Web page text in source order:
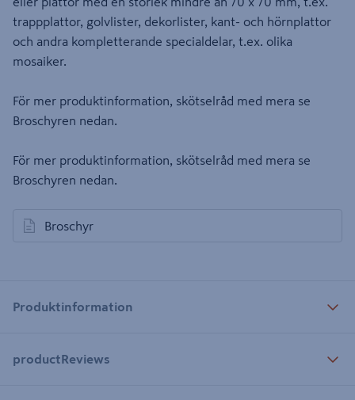
trappplattor, golvlister, dekorlister, kant- och hörnplattor
och andra kompletterande specialdelar, t.ex. olika
mosaiker.
För mer produktinformation, skötselråd med mera se
Broschyren nedan.
För mer produktinformation, skötselråd med mera se
Broschyren nedan.
Broschyr
öppnas i en ny flik
Produktinformation
productReviews